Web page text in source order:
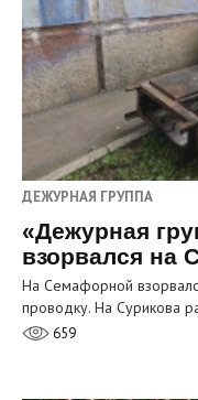
ДЕЖУРНАЯ ГРУППА
«Дежурная
взорвался на
На Семафорной
проводку. На Сурикова
659